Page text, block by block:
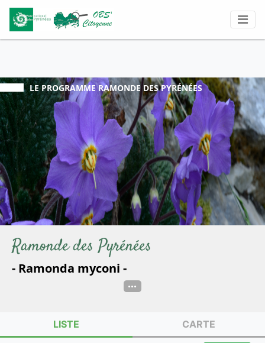
LE PROGRAMMERAMONDE DES PYRÉNÉES
Ramonde des Pyrénées
- Ramonda myconi -
...
LISTE CARTE